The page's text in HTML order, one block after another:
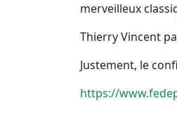
merveilleux
Thierry Vincent
Justement, le
https://